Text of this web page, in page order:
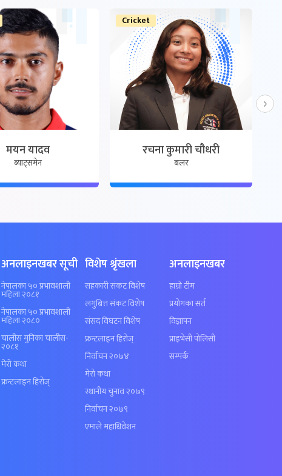
मयन यादव
ब्याट्समेन
Cricket
रचना कुमारी चौधरी
बलर
अनलाइनखबर सूची
नेपालका ५० प्रभावशाली
महिला २०८१
नेपालका ५० प्रभावशाली
महिला २०८०
चालीस मुनिका चालीस-
२०८१
मेरो कथा
फ्रन्टलाइन हिरोज्
विशेष श्रृंखला
सहकारी संकट विशेष
लगुबित्त संकट विशेष
संसद विघटन विशेष
फ्रन्टलाइन हिरोज्
निर्वाचन २०७४
मेरो कथा
स्थानीय चुनाव २०७९
निर्वाचन २०७९
एमाले महाधिवेशन
अनलाइनखबर
हाम्रो टीम
प्रयोगका सर्त
विज्ञापन
प्राइभेसी पोलिसी
सम्पर्क